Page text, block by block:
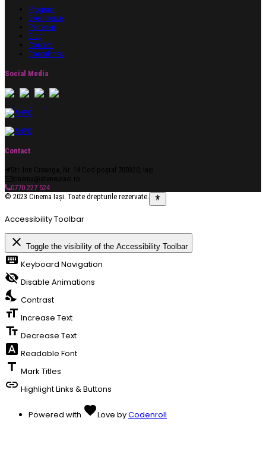
Program
Evenimente
Parteneri
Blog
Contact
Contul meu
Social Media
Contact
Str. Ion Creanga, Nr. 14 Cod poștal 700320, Iași
cinema@ateneuiasi.ro
0770 227 524
© 2023 Cinema Iași. Toate drepturile rezervate.
Accessibility Toolbar
close Toggle the visibility of the Accessibility Toolbar
keyboard Keyboard Navigation
visibility_off Disable Animations
nights_stay Contrast
format_size Increase Text
text_fields Decrease Text
font_download Readable Font
title Mark Titles
link Highlight Links & Buttons
Powered with favoriteLove byCodenroll